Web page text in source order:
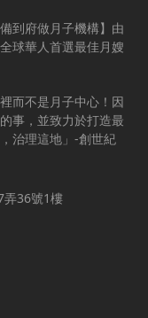
到府做月子機構】由
球華人首選最佳月嫂
而不是月子中心！因
事，並致力於打造最
治理這地」-創世紀
弄36號1樓